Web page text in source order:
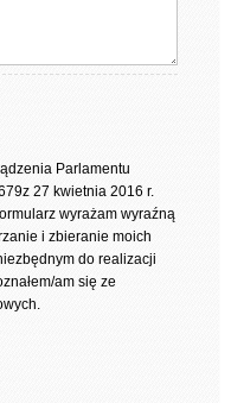
Parlamentu
27 kwietnia 2016 r.
wyrażam wyraźną
i zbieranie moich
do realizacji
am się ze